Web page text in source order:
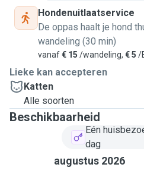
Hondenuitlaatservice
De oppas haalt je hond
wandeling (30 min)
vanaf€ 15 /wandeling, € 5 /
Lieke kan accepteren
Katten
Alle soorten
Beschikbaarheid
Eén
dag
augustus 2026